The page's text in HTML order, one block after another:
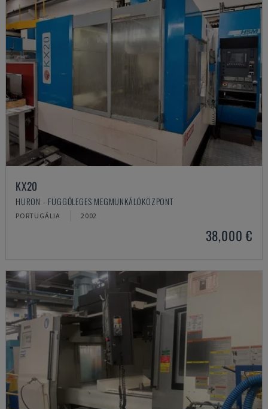
KX20
HURON - FÜGGŐLEGES MEGMUNKÁLÓKÖZPONT
PORTUGÁLIA 2002
38,000 €